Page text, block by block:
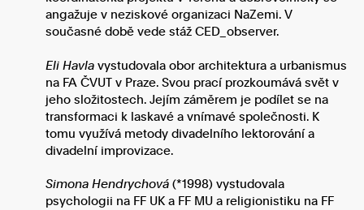
angažuje v neziskové organizaci NaZemi. V
současné době vede stáž CED_observer.
Eli Havla vystudovala obor architektura a urbanismus
na FA ČVUT v Praze. Svou prací prozkoumává svět v
jeho složitostech. Jejím záměrem je podílet se na
transformaci k laskavé a vnímavé společnosti. K
tomu využívá metody divadelního lektorování a
divadelní improvizace.
Simona Hendrychová (*1998) vystudovala
psychologii na FF UK a FF MU a religionistiku na FF